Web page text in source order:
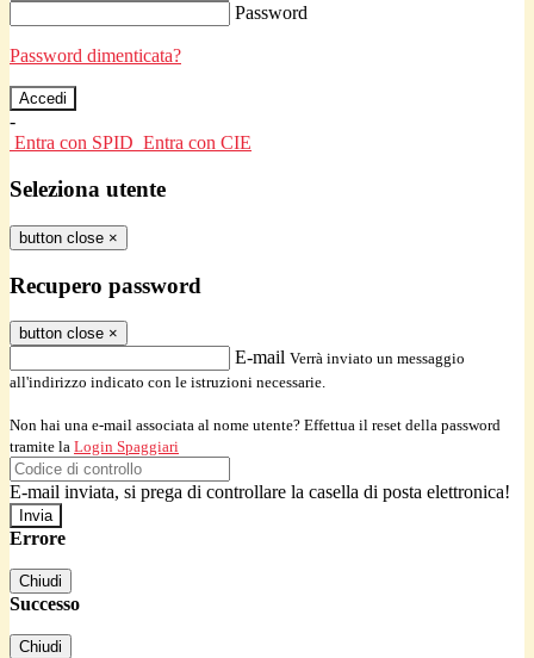
Password
Password dimenticata?
-
Entra con SPID Entra con CIE
Seleziona utente
button close ×
Recupero password
button close ×
E-mail Verrà inviato un messaggio
all'indirizzo indicato con le istruzioni necessarie.
Non hai una e-mail associata al nome utente? Effettua il reset della password
tramite la Login Spaggiari
E-mail inviata, si prega di controllare la casella di posta elettronica!
Errore
Chiudi
Successo
Chiudi